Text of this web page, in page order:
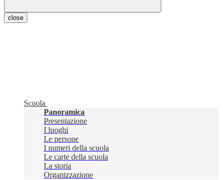
close
Scuola
Panoramica
Presentazione
I luoghi
Le persone
I numeri della scuola
Le carte della scuola
La storia
Organizzazione